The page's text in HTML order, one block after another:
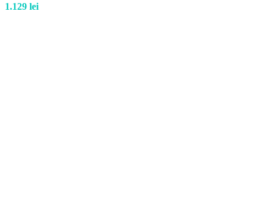
1.129 lei